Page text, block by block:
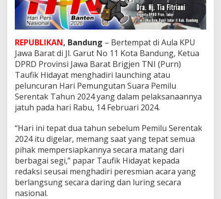
r
i
P
e
l
u
n
c
u
r
a
n
a
e
m
u
REPUBLIKAN, Bandung – Bertempat di Aula KPU
Jawa Barat di Jl. Garut No 11 Kota Bandung, Ketua
DPRD Provinsi Jawa Barat Brigjen TNI (Purn)
Taufik Hidayat menghadiri launching atau
peluncuran Hari Pemungutan Suara Pemilu
Serentak Tahun 2024 yang dalam pelaksanaannya
jatuh pada hari Rabu, 14 Februari 2024.
“Hari ini tepat dua tahun sebelum Pemilu Serentak
2024 itu digelar, memang saat yang tepat semua
pihak mempersiapkannya secara matang dari
berbagai segi,” papar Taufik Hidayat kepada
redaksi seusai menghadiri peresmian acara yang
berlangsung secara daring dan luring secara
nasional.